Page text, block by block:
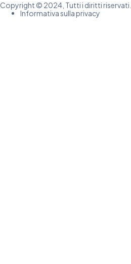
Copyright © 2024, Tutti i diritti
Informativa sulla privacy